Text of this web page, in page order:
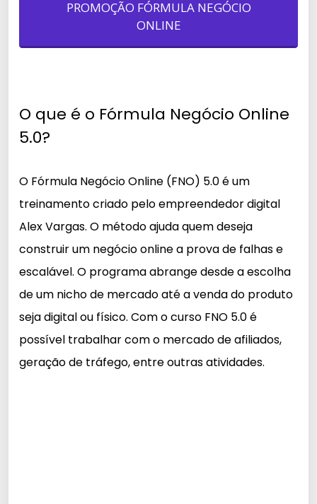
PROMOÇÃO FÓRMULA NEGÓCIO
ONLINE
O que é o Fórmula Negócio Online
5.0?
O Fórmula Negócio Online (FNO) 5.0 é um
treinamento criado pelo empreendedor digital
Alex Vargas. O método ajuda quem deseja
construir um negócio online a prova de falhas e
escalável. O programa abrange desde a escolha
de um nicho de mercado até a venda do produto
seja digital ou físico. Com o curso FNO 5.0 é
possível trabalhar com o mercado de afiliados,
geração de tráfego, entre outras atividades.